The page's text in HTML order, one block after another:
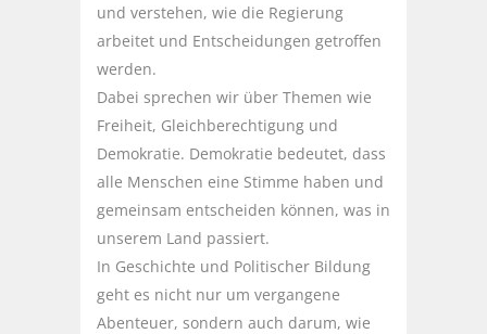
und verstehen, wie die Regierung
arbeitet und Entscheidungen getroffen
werden.
Dabei sprechen wir über Themen wie
Freiheit, Gleichberechtigung und
Demokratie. Demokratie bedeutet, dass
alle Menschen eine Stimme haben und
gemeinsam entscheiden können, was in
unserem Land passiert.
In Geschichte und Politischer Bildung
geht es nicht nur um vergangene
Abenteuer, sondern auch darum, wie